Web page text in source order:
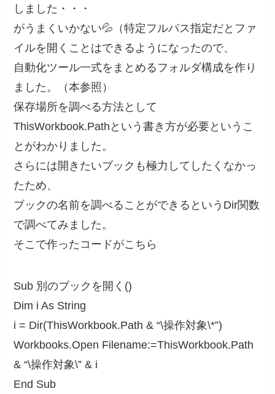
しました・・・
がうまくいかない💦（特定フルパス指定だとファ
イルを開くことはできるようになったので、
自動化ツール一式をまとめるフォルダ構成を作り
ました。（本参照）
保存場所を調べる方法として
ThisWorkbook.Pathという書き方が必要というこ
とがわかりました。
さらには開きたいブックも極力してしたくなかっ
たため、
ブックの名前を調べることができるというDir関数
で調べてみました。
そこで作ったコードがこちら
Sub 別のブックを開く()
Dim i As String
i = Dir(ThisWorkbook.Path & “\操作対象\*”)
Workbooks.Open Filename:=ThisWorkbook.Path
& “\操作対象\” & i
End Sub